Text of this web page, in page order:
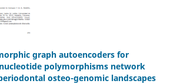
graph autoencoders for
polymorphisms network
osteo-genomic landscapes